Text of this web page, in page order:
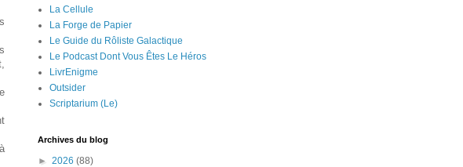
La Cellule
La Forge de Papier
Le Guide du Rôliste Galactique
Le Podcast Dont Vous Êtes Le Héros
LivrEnigme
Outsider
Scriptarium (Le)
Archives du blog
► 2026 (88)